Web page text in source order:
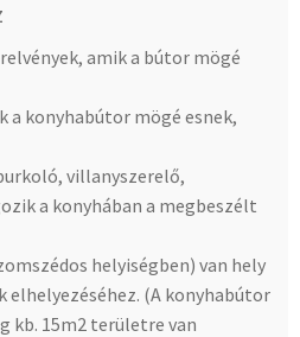
amik a bútor mögé
a konyhabútor mögé esnek,
villanyszerelő,
a konyhában a megbeszélt
helyiségben) van hely
elhelyezéséhez. (A konyhabútor
kb. 15m2 területre van